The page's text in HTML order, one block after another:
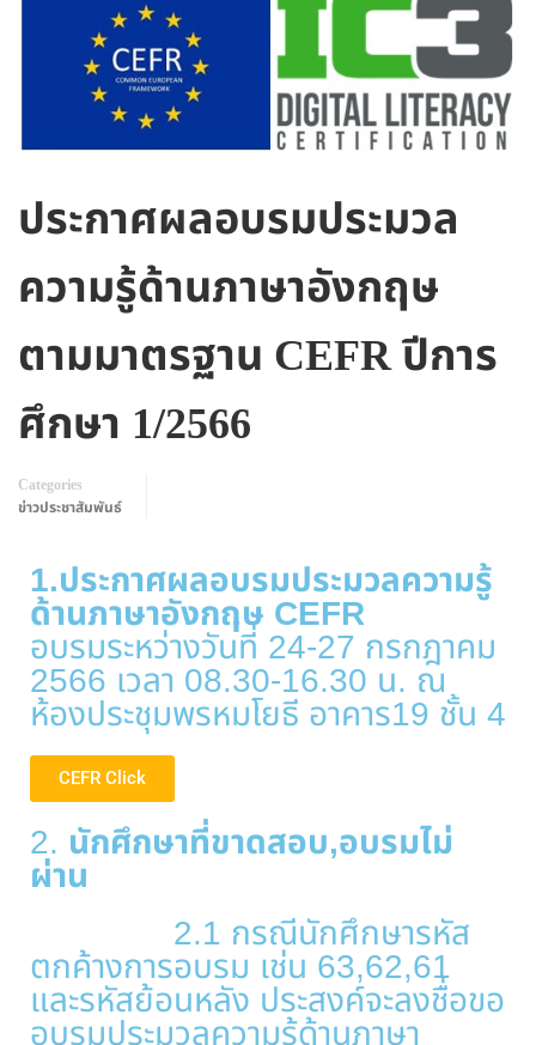
ประกาศผลอบรมประมวล
ความรู้ด้านภาษาอังกฤษ
ตามมาตรฐาน CEFR ปีการ
ศึกษา 1/2566
Categories
ข่าวประชาสัมพันธ์
1.ประกาศผลอบรมประมวลความรู้
ด้านภาษาอังกฤษ CEFR
อบรมระหว่างวันที่ 24-27 กรกฎาคม
2566 เวลา 08.30-16.30 น. ณ
ห้องประชุมพรหมโยธี อาคาร19 ชั้น 4
CEFR Click
2. นักศึกษาที่ขาดสอบ,อบรมไม่
ผ่าน
2.1 กรณีนักศึกษารหัส
ตกค้างการอบรม เช่น 63,62,61
และรหัสย้อนหลัง ประสงค์จะลงชื่อขอ
อบรมประมวลความรู้ด้านภาษา